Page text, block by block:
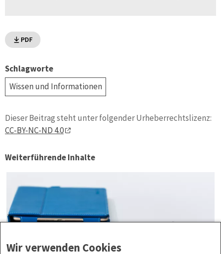
PDF
Schlagworte
Wissen und Informationen
Dieser Beitrag steht unter folgender Urheberrechtslizenz:
CC-BY-NC-ND 4.0
Weiterführende Inhalte
Wir verwenden Cookies